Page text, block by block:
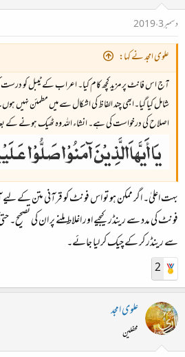
دسمبر 3، 2019
علوی امجد نے کہا:
آج اس فانٹ پر مزید کچھ کام کیا۔ اعراب کے ٹیبل کو درست
شامل کیا گیا۔ابھی چند الفاظ کی اشکال سے میں مطمئن
اصلاح کی درخواست کی ہے۔ انشاء اللہ وہ ٹھیک ہونے کے
بہت اعلیٰ۔ اگر ممکن ہو تو اس فونٹ کو قرآنی متن کے لیے
فونٹ کی مدد سے رینڈر کیجیے اور اغلاط ملنے پر ان کی
سے رینڈر کر کے چیک کر لیا جائے۔
2
علوی امجد
محفلین